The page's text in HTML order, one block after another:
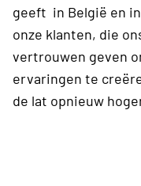
geeft in België en
onze klanten, die
vertrouwen geven
ervaringen te
de lat opnieuw